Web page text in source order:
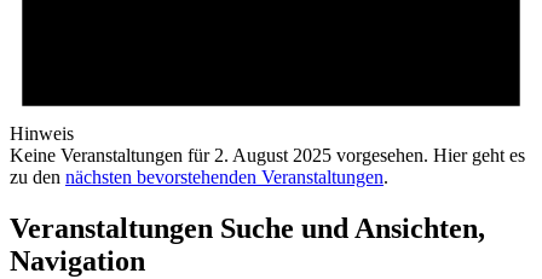
Hinweis
Keine Veranstaltungen für 2. August 2025 vorgesehen. Hier geht es
zu den nächsten bevorstehenden Veranstaltungen.
Veranstaltungen Suche und Ansichten,
Navigation